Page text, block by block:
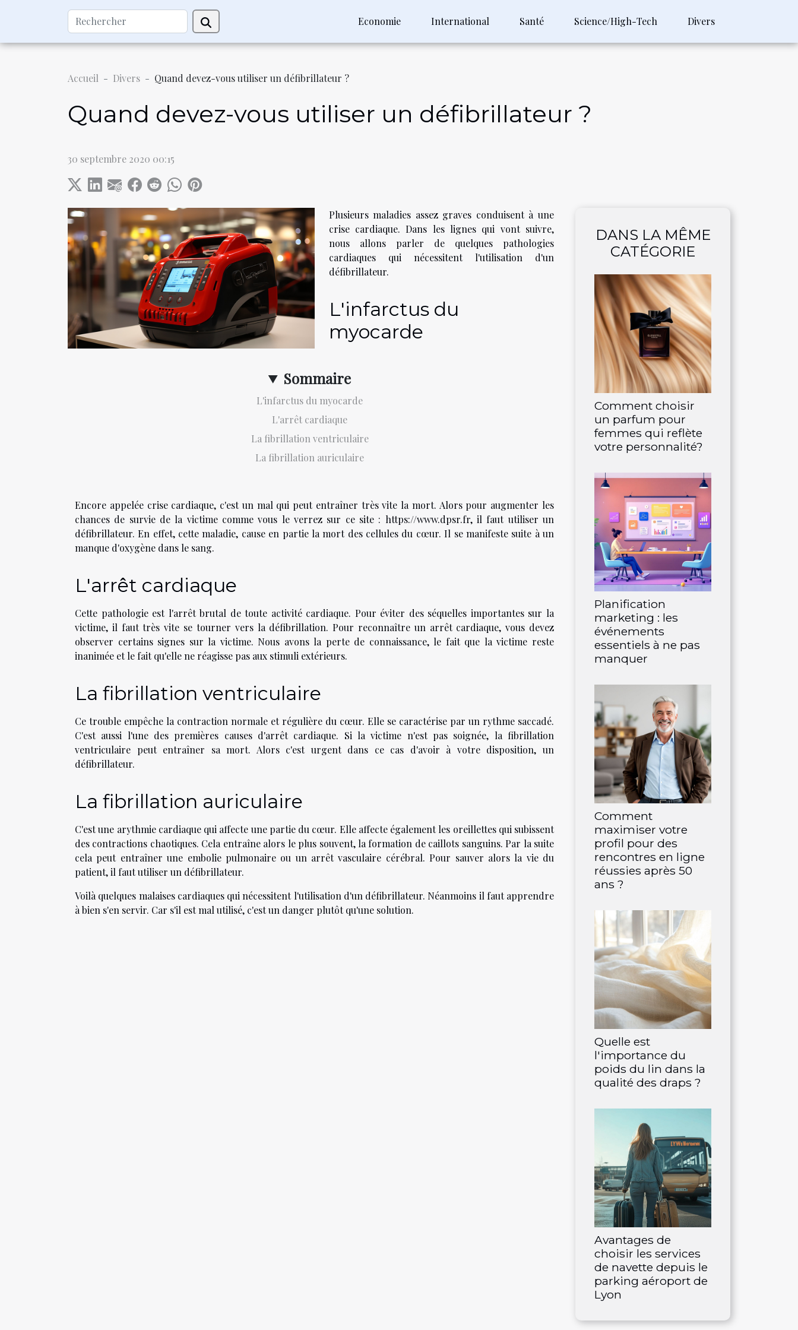
Economie International Santé Science/High-Tech Divers
Accueil Divers Quand devez-vous utiliser un défibrillateur ?
Quand devez-vous utiliser un défibrillateur ?
30 septembre 2020 00:15
Sommaire
L'infarctus du myocarde
L'arrêt cardiaque
La fibrillation ventriculaire
La fibrillation auriculaire
Plusieurs maladies assez graves conduisent à une
crise cardiaque. Dans les lignes qui vont suivre,
nous allons parler de quelques pathologies
cardiaques qui nécessitent l'utilisation d'un
défibrillateur.
L'infarctus du
myocarde
Encore appelée crise cardiaque, c'est un mal qui peut entraîner très vite la mort. Alors pour augmenter les
chances de survie de la victime comme vous le verrez sur ce site : https://www.dpsr.fr, il faut utiliser un
défibrillateur. En effet, cette maladie, cause en partie la mort des cellules du cœur. Il se manifeste suite à un
manque d'oxygène dans le sang.
L'arrêt cardiaque
Cette pathologie est l'arrêt brutal de toute activité cardiaque. Pour éviter des séquelles importantes sur la
victime, il faut très vite se tourner vers la défibrillation. Pour reconnaître un arrêt cardiaque, vous devez
observer certains signes sur la victime. Nous avons la perte de connaissance, le fait que la victime reste
inanimée et le fait qu'elle ne réagisse pas aux stimuli extérieurs.
La fibrillation ventriculaire
Ce trouble empêche la contraction normale et régulière du cœur. Elle se caractérise par un rythme saccadé.
C'est aussi l'une des premières causes d'arrêt cardiaque. Si la victime n'est pas soignée, la fibrillation
ventriculaire peut entraîner sa mort. Alors c'est urgent dans ce cas d'avoir à votre disposition, un
défibrillateur.
La fibrillation auriculaire
C'est une arythmie cardiaque qui affecte une partie du cœur. Elle affecte également les oreillettes qui subissent
des contractions chaotiques. Cela entraîne alors le plus souvent, la formation de caillots sanguins. Par la suite
cela peut entraîner une embolie pulmonaire ou un arrêt vasculaire cérébral. Pour sauver alors la vie du
patient, il faut utiliser un défibrillateur.
Voilà quelques malaises cardiaques qui nécessitent l'utilisation d'un défibrillateur. Néanmoins il faut apprendre
à bien s'en servir. Car s'il est mal utilisé, c'est un danger plutôt qu'une solution.
DANS LA MÊME
CATÉGORIE
Comment choisir
un parfum pour
femmes qui reflète
votre personnalité?
Planification
marketing : les
événements
essentiels à ne pas
manquer
Comment
maximiser votre
profil pour des
rencontres en ligne
réussies après 50
ans ?
Quelle est
l'importance du
poids du lin dans la
qualité des draps ?
Avantages de
choisir les services
de navette depuis le
parking aéroport de
Lyon